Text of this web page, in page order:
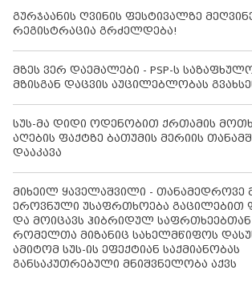
გურჯაანის ღვინის ფესტივალზე
რეგისტრაცია გრძელდება!
მზეს ვერ დაემალები - PSP-ს
მზისგან დაცვის აუცილებლობას
სუს-მა დიდი ოდენობით ქრთამის
აღების ფაქტზე ბათუმის მერიის
დააკავა
მიხეილ ყაველაშვილი -
ეროვნული უსაფრთხოება გაცილებით
და მოიცავს ჰიბრიდულ
რომელთა მიზანიც სახელმწიფოს
ამიტომ სუს-ის ეფექტიან საქმიანობას
განსაკუთრებული მნიშვნელობა აქვს